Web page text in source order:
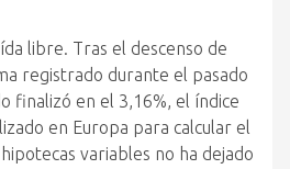
libre. Tras el descenso de
registrado durante el pasado
finalizó en el 3,16%, el índice
en Europa para calcular el
variables no ha dejado